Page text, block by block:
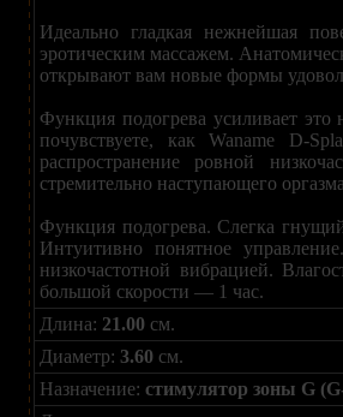
Идеально гладкая нежнейшая
эротическим массажем.
открывают вам новые формы
Функция подогрева усиливает
почувствуете, как Waname D-
распространение ровной
стремительно наступающего
Функция подогрева. Слегка
Интуитивно понятное
низкочастотной вибрацией.
большой скорости — 1 час.
Длина: 21.00 см.
Диаметр: 3.60 см.
Назначение: стимулятор зоны G